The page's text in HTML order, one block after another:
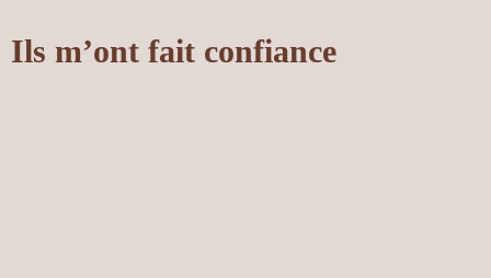
Ils m’ont fait confiance